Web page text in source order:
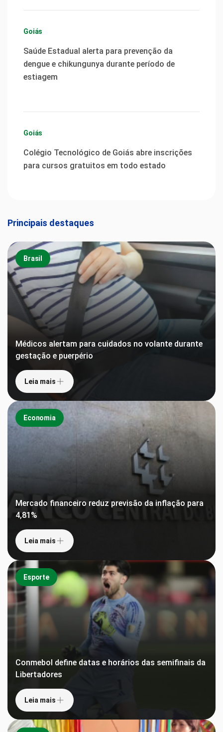
Goiás
Saúde Estadual alerta para prevenção da
dengue e chikungunya durante período de
estiagem
Goiás
Colégio Tecnológico de Goiás abre inscrições
para cursos gratuitos em todo estado
Principais destaques
Brasil
Médicos alertam para cuidados no volante durante
gestação e puerpério
Leia mais
Economia
Mercado financeiro reduz previsão da inflação para
4,81%
Leia mais
Esporte
Conmebol define datas e horários das semifinais da
Libertadores
Leia mais